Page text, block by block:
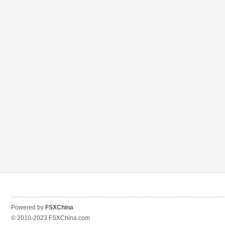
Powered by FSXChina
© 2010-2023 FSXChina.com